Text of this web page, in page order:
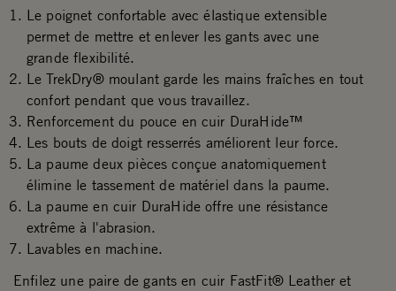
Le poignet confortable avec élastique extensible
permet de mettre et enlever les gants avec une
grande flexibilité.
Le TrekDry® moulant garde les mains fraîches en tout
confort pendant que vous travaillez.
Renforcement du pouce en cuir DuraHide™
Les bouts de doigt resserrés améliorent leur force.
La paume deux pièces conçue anatomiquement
élimine le tassement de matériel dans la paume.
La paume en cuir DuraHide offre une résistance
extrême à l'abrasion.
Lavables en machine.
Enfilez une paire de gants en cuir FastFit® Leather et